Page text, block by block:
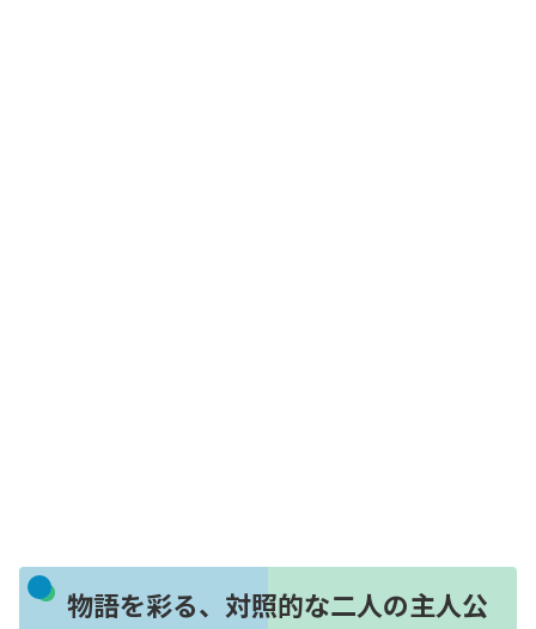
物語を彩る、対照的な二人の主人公